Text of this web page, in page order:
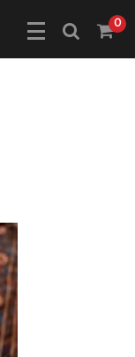
0